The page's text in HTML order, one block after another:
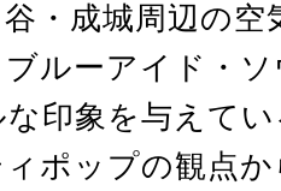
・成城周辺の空
ルーアイド・
印象を与えて
ポップの観点